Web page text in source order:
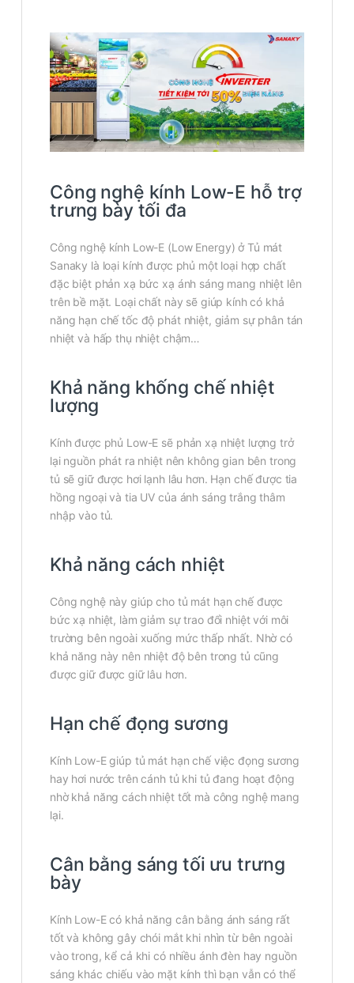
Công nghệ kính Low-E hỗ trợ
trưng bày tối đa
Công nghệ kính Low-E (Low Energy) ở Tủ mát
Sanaky là loại kính được phủ một loại hợp chất
đặc biệt phản xạ bức xạ ánh sáng mang nhiệt lên
trên bề mặt. Loại chất này sẽ giúp kính có khả
năng hạn chế tốc độ phát nhiệt, giảm sự phân tán
nhiệt và hấp thụ nhiệt chậm…
Khả năng khống chế nhiệt
lượng
Kính được phủ Low-E sẽ phản xạ nhiệt lượng trở
lại nguồn phát ra nhiệt nên không gian bên trong
tủ sẽ giữ được hơi lạnh lâu hơn. Hạn chế được tia
hồng ngoại và tia UV của ánh sáng trắng thâm
nhập vào tủ.
Khả năng cách nhiệt
Công nghệ này giúp cho tủ mát hạn chế được
bức xạ nhiệt, làm giảm sự trao đổi nhiệt với môi
trường bên ngoài xuống mức thấp nhất. Nhờ có
khả năng này nên nhiệt độ bên trong tủ cũng
được giữ được giữ lâu hơn.
Hạn chế đọng sương
Kính Low-E giúp tủ mát hạn chế việc đọng sương
hay hơi nước trên cánh tủ khi tủ đang hoạt động
nhờ khả năng cách nhiệt tốt mà công nghệ mang
lại.
Cân bằng sáng tối ưu trưng
bày
Kính Low-E có khả năng cân bằng ánh sáng rất
tốt và không gây chói mắt khi nhìn từ bên ngoài
vào trong, kể cả khi có nhiều ánh đèn hay nguồn
sáng khác chiếu vào mặt kính thì bạn vẫn có thể